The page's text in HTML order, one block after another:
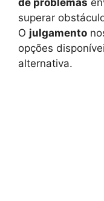
de problemas
superar
O julgamento
opções
alternativa.